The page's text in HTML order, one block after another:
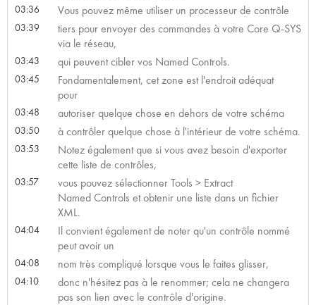
03:36 Vous pouvez même utiliser un processeur de contrôle
03:39
tiers pour envoyer des commandes à votre Core Q-SYS
via le réseau,
03:43 qui peuvent cibler vos Named Controls.
03:45
Fondamentalement, cet zone est l'endroit adéquat
pour
03:48 autoriser quelque chose en dehors de votre schéma
03:50 à contrôler quelque chose à l'intérieur de votre schéma.
03:53
Notez également que si vous avez besoin d'exporter
cette liste de contrôles,
03:57
vous pouvez sélectionner Tools > Extract
Named Controls et obtenir une liste dans un fichier
XML.
04:04
Il convient également de noter qu'un contrôle nommé
peut avoir un
04:08 nom très compliqué lorsque vous le faites glisser,
04:10
donc n'hésitez pas à le renommer; cela ne changera
pas son lien avec le contrôle d'origine.